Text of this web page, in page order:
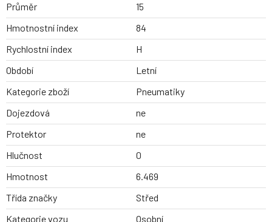
Průměr
15
Hmotnostní index
84
Rychlostní index
H
Období
Letní
Kategorie zboží
Pneumatiky
Dojezdová
ne
Protektor
ne
Hlučnost
0
Hmotnost
6.469
Třída značky
Střed
Kategorie vozu
Osobní